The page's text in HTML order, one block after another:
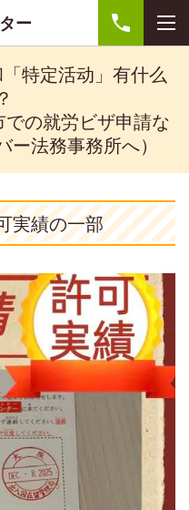
ー
「特定活动」有什么
の就労ビザ申請な
ー法務事務所へ）
実績の一部